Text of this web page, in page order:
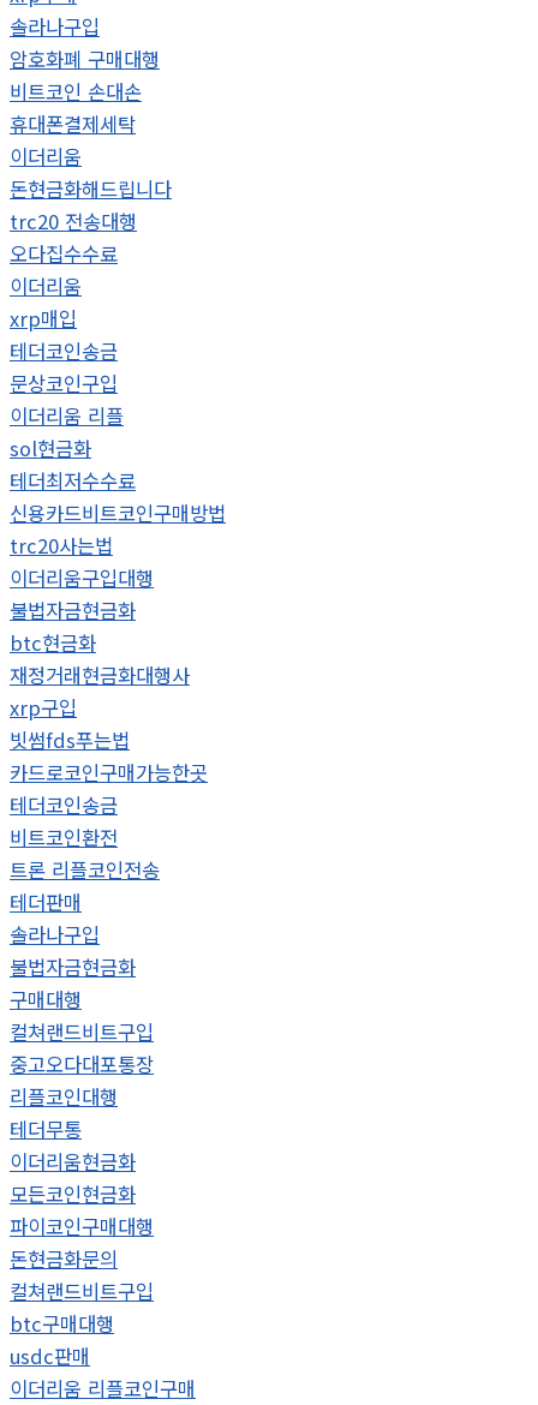
솔라나구입
암호화폐 구매대행
비트코인 손대손
휴대폰결제세탁
이더리움
돈현금화해드립니다
trc20 전송대행
오다집수수료
이더리움
xrp매입
테더코인송금
문상코인구입
이더리움 리플
sol현금화
테더최저수수료
신용카드비트코인구매방법
trc20사는법
이더리움구입대행
불법자금현금화
btc현금화
재정거래현금화대행사
xrp구입
빗썸fds푸는법
카드로코인구매가능한곳
테더코인송금
비트코인환전
트론 리플코인전송
테더판매
솔라나구입
불법자금현금화
구매대행
컬쳐랜드비트구입
중고오다대포통장
리플코인대행
테더무통
이더리움현금화
모든코인현금화
파이코인구매대행
돈현금화문의
컬쳐랜드비트구입
btc구매대행
usdc판매
이더리움 리플코인구매